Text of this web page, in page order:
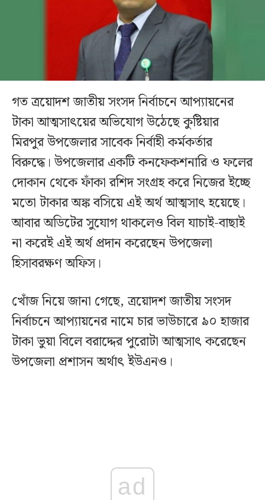
গত ত্রয়োদশ জাতীয় সংসদ নির্বাচনে আপ্যায়নের
টাকা আত্মসাৎয়ের অভিযোগ উঠেছে কুষ্টিয়ার
মিরপুর উপজেলার সাবেক নির্বাহী কর্মকর্তার
বিরুদ্ধে। উপজেলার একটি কনফেকশনারি ও ফলের
দোকান থেকে ফাঁকা রশিদ সংগ্রহ করে নিজের ইচ্ছে
মতো টাকার অঙ্ক বসিয়ে এই অর্থ আত্মসাৎ হয়েছে।
আবার অডিটের সুযোগ থাকলেও বিল যাচাই-বাছাই
না করেই এই অর্থ প্রদান করেছেন উপজেলা
হিসাবরক্ষণ অফিস।
খোঁজ নিয়ে জানা গেছে, ত্রয়োদশ জাতীয় সংসদ
নির্বাচনে আপ্যায়নের নামে চার ভাউচারে ৯০ হাজার
টাকা ভুয়া বিলে বরাদ্দের পুরোটা আত্মসাৎ করেছেন
উপজেলা প্রশাসন অর্থাৎ ইউএনও।
ad